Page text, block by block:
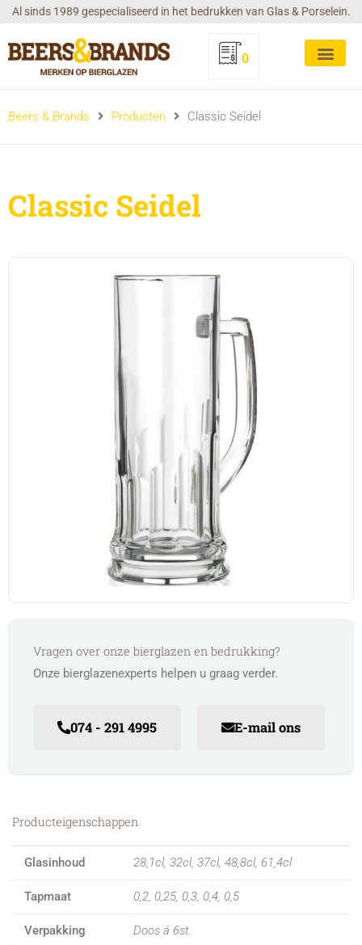
GaAl sinds 1989 gespecialiseerd in het bedrukken van Glas & Porselein.
0
Beers & Brands Producten Classic Seidel
Classic Seidel
Vragen over onze bierglazen en bedrukking?
Onze bierglazenexperts helpen u graag verder.
074 - 291 4995 E-mail ons
Producteigenschappen
Glasinhoud 28,1cl, 32cl, 37cl, 48,8cl, 61,4cl
Tapmaat 0,2, 0,25, 0,3, 0,4, 0,5
Verpakking Doos á 6st.